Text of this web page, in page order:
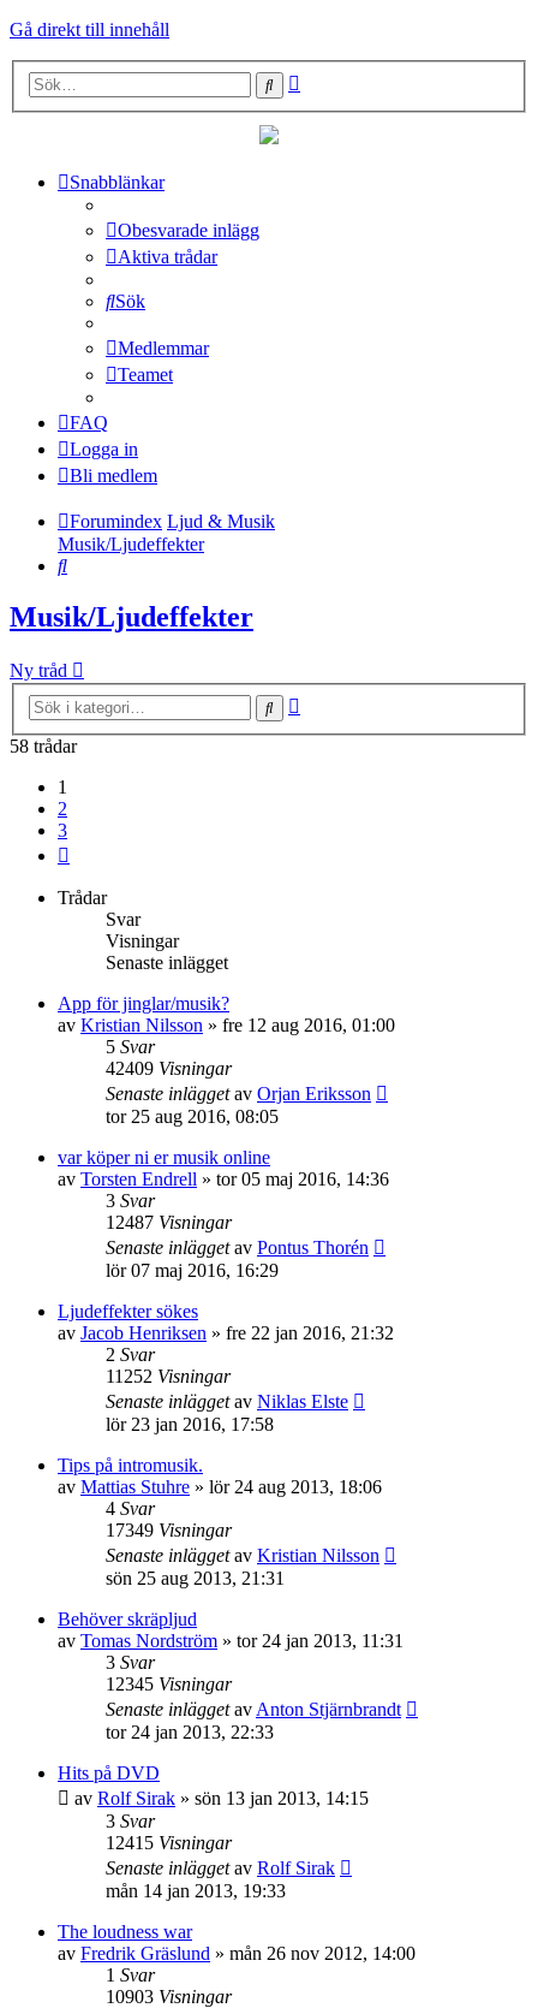
Gå direkt till innehåll
Sök
Snabblänkar
Obesvarade inlägg
Aktiva trådar
Sök
Medlemmar
Teamet
FAQ
Logga in
Bli medlem
Forumindex Ljud & Musik
Musik/Ljudeffekter
Sök
Musik/Ljudeffekter
Ny tråd
Sök
58 trådar
1
2
3
Trådar
Svar
Visningar
Senaste inlägget
App för jinglar/musik?
av Kristian Nilsson » fre 12 aug 2016, 01:00
5 Svar
42409 Visningar
Senaste inläggetav Orjan Eriksson
tor 25 aug 2016, 08:05
var köper ni er musik online
av Torsten Endrell » tor 05 maj 2016, 14:36
3 Svar
12487 Visningar
Senaste inläggetav Pontus Thorén
lör 07 maj 2016, 16:29
Ljudeffekter sökes
av Jacob Henriksen » fre 22 jan 2016, 21:32
2 Svar
11252 Visningar
Senaste inläggetav Niklas Elste
lör 23 jan 2016, 17:58
Tips på intromusik.
av Mattias Stuhre » lör 24 aug 2013, 18:06
4 Svar
17349 Visningar
Senaste inläggetav Kristian Nilsson
sön 25 aug 2013, 21:31
Behöver skräpljud
av Tomas Nordström » tor 24 jan 2013, 11:31
3 Svar
12345 Visningar
Senaste inläggetav Anton Stjärnbrandt
tor 24 jan 2013, 22:33
Hits på DVD
av Rolf Sirak » sön 13 jan 2013, 14:15
3 Svar
12415 Visningar
Senaste inläggetav Rolf Sirak
mån 14 jan 2013, 19:33
The loudness war
av Fredrik Gräslund » mån 26 nov 2012, 14:00
1 Svar
10903 Visningar